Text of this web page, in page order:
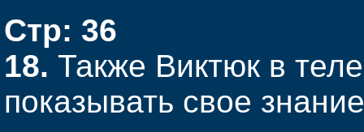
Стр: 36
18. Также Виктюк в
показывать свое